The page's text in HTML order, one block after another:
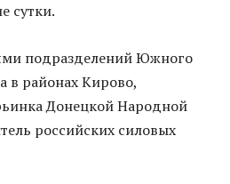
сутки.
подразделений Южного
в районах Кирово,
Донецкой Народной
российских силовых